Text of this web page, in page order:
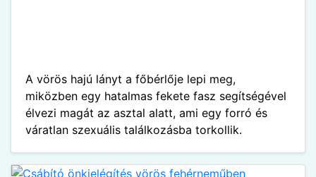
A vörös hajú lányt a főbérlője lepi meg,
miközben egy hatalmas fekete fasz segítségével
élvezi magát az asztal alatt, ami egy forró és
váratlan szexuális találkozásba torkollik.